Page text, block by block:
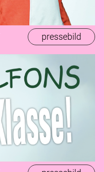
pressebild